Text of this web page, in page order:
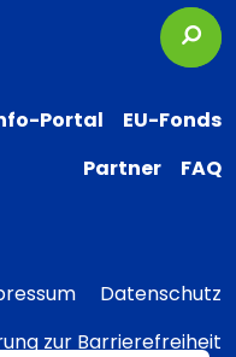
Portal
EU-Fonds
Partner
FAQ
Datenschutz
zur Barrierefreiheit